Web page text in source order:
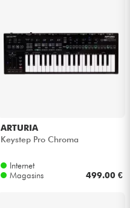
ARTURIA
Keystep Pro Chroma
Internet
Magasins
499.00 €